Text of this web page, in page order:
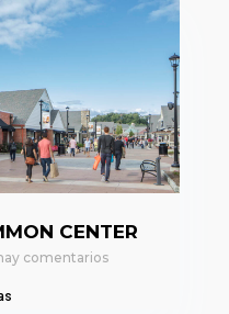
CENTER
comentarios